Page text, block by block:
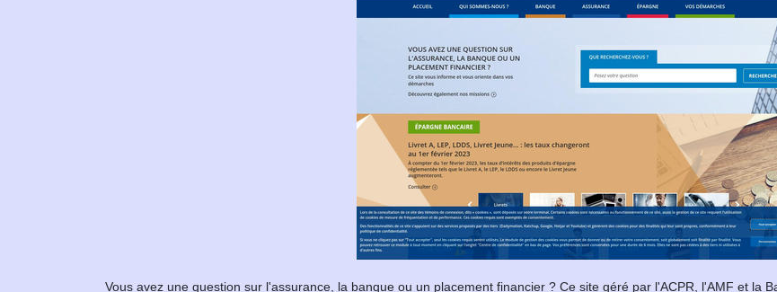
Vous avez une question sur l'assurance, la banque ou un placement financier ? Ce site géré par l'ACPR, l'AMF et la